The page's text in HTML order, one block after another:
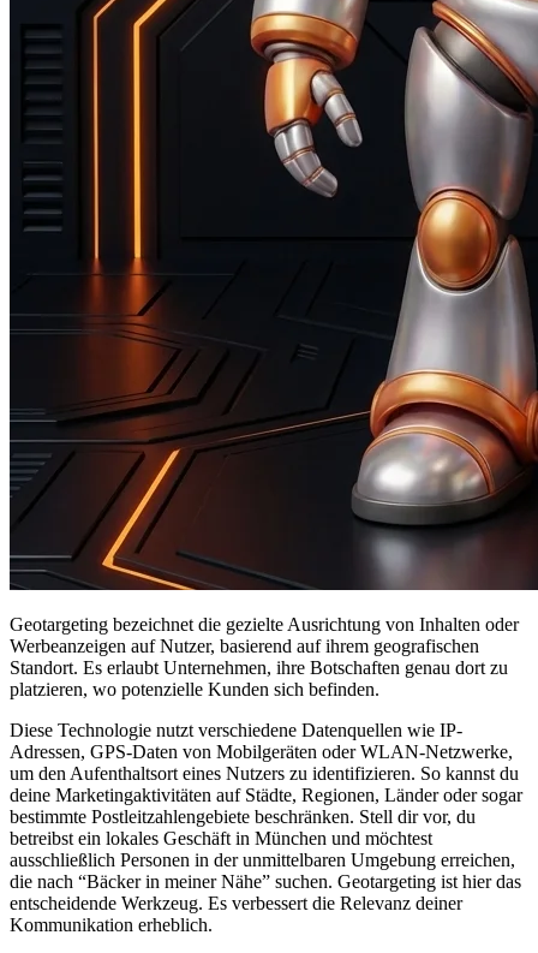
Geotargeting bezeichnet die gezielte Ausrichtung von Inhalten oder
Werbeanzeigen auf Nutzer, basierend auf ihrem geografischen
Standort. Es erlaubt Unternehmen, ihre Botschaften genau dort zu
platzieren, wo potenzielle Kunden sich befinden.
Diese Technologie nutzt verschiedene Datenquellen wie IP-
Adressen, GPS-Daten von Mobilgeräten oder WLAN-Netzwerke,
um den Aufenthaltsort eines Nutzers zu identifizieren. So kannst du
deine Marketingaktivitäten auf Städte, Regionen, Länder oder sogar
bestimmte Postleitzahlengebiete beschränken. Stell dir vor, du
betreibst ein lokales Geschäft in München und möchtest
ausschließlich Personen in der unmittelbaren Umgebung erreichen,
die nach “Bäcker in meiner Nähe” suchen. Geotargeting ist hier das
entscheidende Werkzeug. Es verbessert die Relevanz deiner
Kommunikation erheblich.